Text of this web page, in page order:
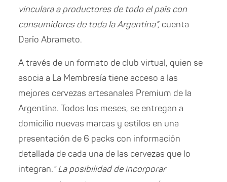
vinculara a productores de todo el país con
consumidores de toda la Argentina”, cuenta
Darío Abrameto.
A través de un formato de club virtual, quien se
asocia a La Membresía tiene acceso a las
mejores cervezas artesanales Premium de la
Argentina. Todos los meses, se entregan a
domicilio nuevas marcas y estilos en una
presentación de 6 packs con información
detallada de cada una de las cervezas que lo
integran.” La posibilidad de incorporar